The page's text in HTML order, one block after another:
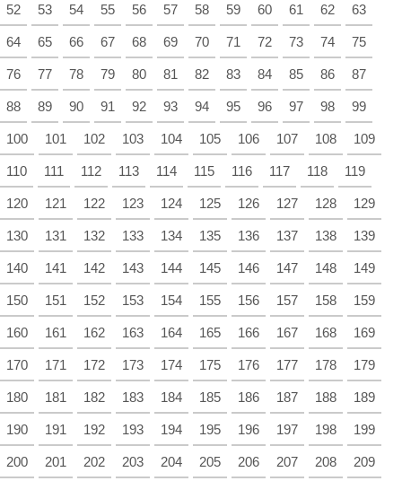
52 53 54 55 56 57 58 59 60 61 62 63
64 65 66 67 68 69 70 71 72 73 74 75
76 77 78 79 80 81 82 83 84 85 86 87
88 89 90 91 92 93 94 95 96 97 98 99
100 101 102 103 104 105 106 107 108 109
110 111 112 113 114 115 116 117 118 119
120 121 122 123 124 125 126 127 128 129
130 131 132 133 134 135 136 137 138 139
140 141 142 143 144 145 146 147 148 149
150 151 152 153 154 155 156 157 158 159
160 161 162 163 164 165 166 167 168 169
170 171 172 173 174 175 176 177 178 179
180 181 182 183 184 185 186 187 188 189
190 191 192 193 194 195 196 197 198 199
200 201 202 203 204 205 206 207 208 209